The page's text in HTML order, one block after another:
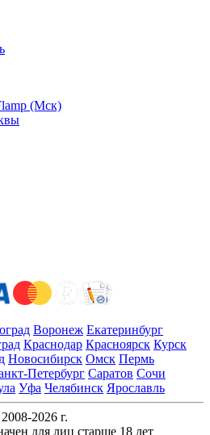
(Мск)
Воронеж Екатеринбург
Краснодар Красноярск Курск
Новосибирск Омск Пермь
Петербург Саратов Сочи
Уфа Челябинск Ярославль
2026 г.
для лиц старше 18 лет